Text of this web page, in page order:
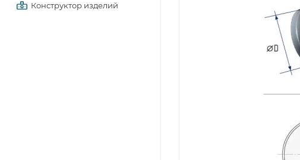
Конструктор изделий